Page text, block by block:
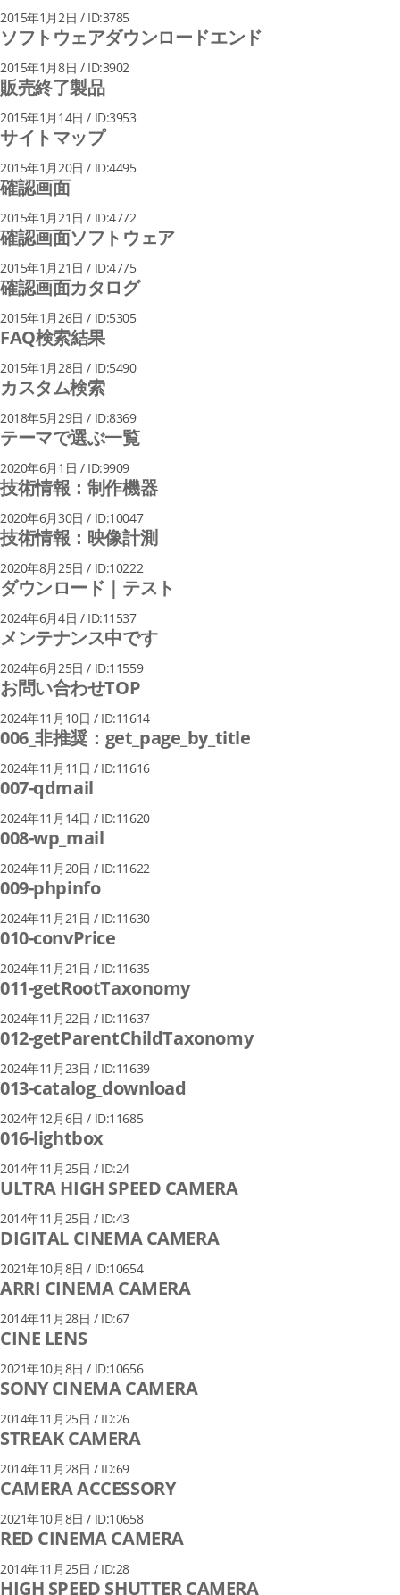
2015年1月2日 / ID:3785
ソフトウェアダウンロードエンド
2015年1月8日 / ID:3902
販売終了製品
2015年1月14日 / ID:3953
サイトマップ
2015年1月20日 / ID:4495
確認画面
2015年1月21日 / ID:4772
確認画面ソフトウェア
2015年1月21日 / ID:4775
確認画面カタログ
2015年1月26日 / ID:5305
FAQ検索結果
2015年1月28日 / ID:5490
カスタム検索
2018年5月29日 / ID:8369
テーマで選ぶ一覧
2020年6月1日 / ID:9909
技術情報：制作機器
2020年6月30日 / ID:10047
技術情報：映像計測
2020年8月25日 / ID:10222
ダウンロード｜テスト
2024年6月4日 / ID:11537
メンテナンス中です
2024年6月25日 / ID:11559
お問い合わせTOP
2024年11月10日 / ID:11614
006_非推奨：get_page_by_title
2024年11月11日 / ID:11616
007-qdmail
2024年11月14日 / ID:11620
008-wp_mail
2024年11月20日 / ID:11622
009-phpinfo
2024年11月21日 / ID:11630
010-convPrice
2024年11月21日 / ID:11635
011-getRootTaxonomy
2024年11月22日 / ID:11637
012-getParentChildTaxonomy
2024年11月23日 / ID:11639
013-catalog_download
2024年12月6日 / ID:11685
016-lightbox
2014年11月25日 / ID:24
ULTRA HIGH SPEED CAMERA
2014年11月25日 / ID:43
DIGITAL CINEMA CAMERA
2021年10月8日 / ID:10654
ARRI CINEMA CAMERA
2014年11月28日 / ID:67
CINE LENS
2021年10月8日 / ID:10656
SONY CINEMA CAMERA
2014年11月25日 / ID:26
STREAK CAMERA
2014年11月28日 / ID:69
CAMERA ACCESSORY
2021年10月8日 / ID:10658
RED CINEMA CAMERA
2014年11月25日 / ID:28
HIGH SPEED SHUTTER CAMERA